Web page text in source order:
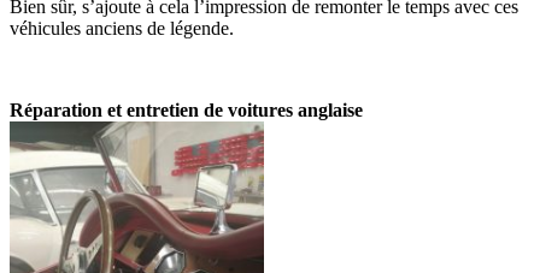
Bien sûr, s’ajoute à cela l’impression de remonter le temps avec ces
véhicules anciens de légende.
Réparation et entretien de voitures anglaise